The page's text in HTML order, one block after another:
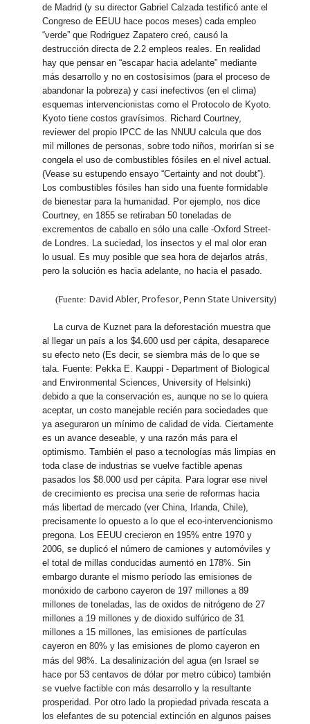
de Madrid (y su director Gabriel Calzada testificó ante el
Congreso de EEUU hace pocos meses) cada empleo
“verde” que Rodriguez Zapatero creó, causó la
destrucción directa de 2.2 empleos reales. En realidad
hay que pensar en “escapar hacia adelante” mediante
más desarrollo y no en costosísimos (para el proceso de
abandonar la pobreza) y casi inefectivos (en el clima)
esquemas intervencionistas como el Protocolo de Kyoto.
Kyoto tiene costos gravísimos. Richard Courtney,
reviewer del propio IPCC de las NNUU calcula que dos
mil millones de personas, sobre todo niños, morirían si se
congela el uso de combustibles fósiles en el nivel actual.
(Vease su estupendo ensayo “Certainty and not doubt”).
Los combustibles fósiles han sido una fuente formidable
de bienestar para la humanidad. Por ejemplo, nos dice
Courtney, en 1855 se retiraban 50 toneladas de
excrementos de caballo en sólo una calle -Oxford Street-
de Londres. La suciedad, los insectos y el mal olor eran
lo usual. Es muy posible que sea hora de dejarlos atrás,
pero la solución es hacia adelante, no hacia el pasado.
(Fuente: David Abler, Profesor, Penn State University)
La curva de Kuznet para la deforestación muestra que
al llegar un país a los $4.600 usd per cápita, desaparece
su efecto neto (Es decir, se siembra más de lo que se
tala. Fuente: Pekka E. Kauppi - Department of Biological
and Environmental Sciences, University of Helsinki)
debido a que la conservación es, aunque no se lo quiera
aceptar, un costo manejable recién para sociedades que
ya aseguraron un mínimo de calidad de vida. Ciertamente
es un avance deseable, y una razón más para el
optimismo. También el paso a tecnologías más limpias en
toda clase de industrias se vuelve factible apenas
pasados los $8.000 usd per cápita. Para lograr ese nivel
de crecimiento es precisa una serie de reformas hacia
más libertad de mercado (ver China, Irlanda, Chile),
precisamente lo opuesto a lo que el eco-intervencionismo
pregona. Los EEUU crecieron en 195% entre 1970 y
2006, se duplicó el número de camiones y automóviles y
el total de millas conducidas aumentó en 178%. Sin
embargo durante el mismo período las emisiones de
monóxido de carbono cayeron de 197 millones a 89
millones de toneladas, las de oxidos de nitrógeno de 27
millones a 19 millones y de dioxido sulfúrico de 31
millones a 15 millones, las emisiones de partículas
cayeron en 80% y las emisiones de plomo cayeron en
más del 98%. La desalinización del agua (en Israel se
hace por 53 centavos de dólar por metro cúbico) también
se vuelve factible con más desarrollo y la resultante
prosperidad. Por otro lado la propiedad privada rescata a
los elefantes de su potencial extinción en algunos paises